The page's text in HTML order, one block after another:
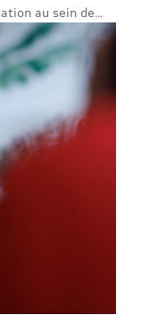
au sein de...